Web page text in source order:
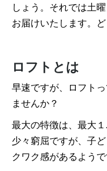
しょう。それでは土
お届けいたします。
ロフトとは
早速ですが、ロフト
ませんか？
最大の特徴は、最大
少々窮屈ですが、子
クワク感があるようで